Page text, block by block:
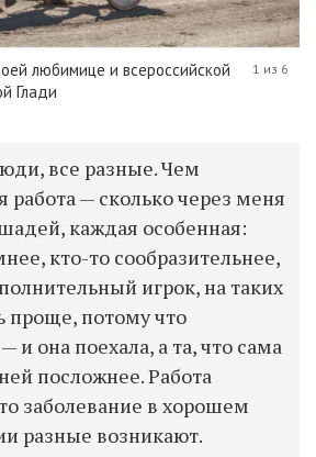
любимице и всероссийской
Глади
1 из 6
все разные. Чем
работа — сколько через меня
каждая особенная:
кто-то сообразительнее,
игрок, на таких
проще, потому что
и она поехала, а та, что сама
посложнее. Работа
заболевание в хорошем
разные возникают.